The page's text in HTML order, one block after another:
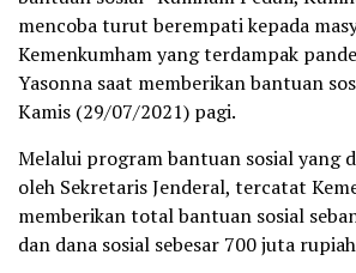
mencoba turut berempati kepada
Kemenkumham yang terdampak
Yasonna saat memberikan bantuan
Kamis (29/07/2021) pagi.
Melalui program bantuan sosial yang
oleh Sekretaris Jenderal, tercatat
memberikan total bantuan sosial
dan dana sosial sebesar 700 juta